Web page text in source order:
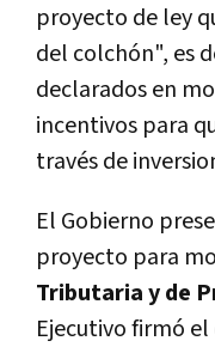
proyecto de ley
del colchón", es
declarados en
incentivos para
través de
El Gobierno
proyecto para
Tributaria y de
Ejecutivo firmó